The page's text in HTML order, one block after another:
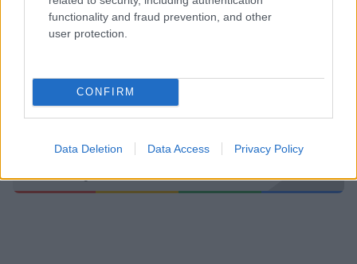
functionality and fraud prevention, and other
user protection.
CONFIRM
Data Deletion Data Access Privacy Policy
Kristen Bell
Northfoto
Megosztás
Itt állíthatod be, hogy a Google